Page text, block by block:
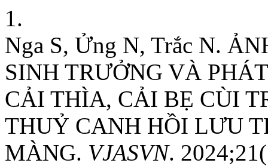
1.
Nga S, Ửng N, Trắc N.
SINH TRƯỞNG VÀ
CẢI THÌA, CẢI BẸ CÙI
THUỶ CANH HỒI LƯU
MÀNG. VJASVN.